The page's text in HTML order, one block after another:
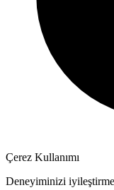
Çerez Kullanımı
Deneyiminizi